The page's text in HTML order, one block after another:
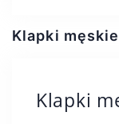
Klapki męskie
Klapki